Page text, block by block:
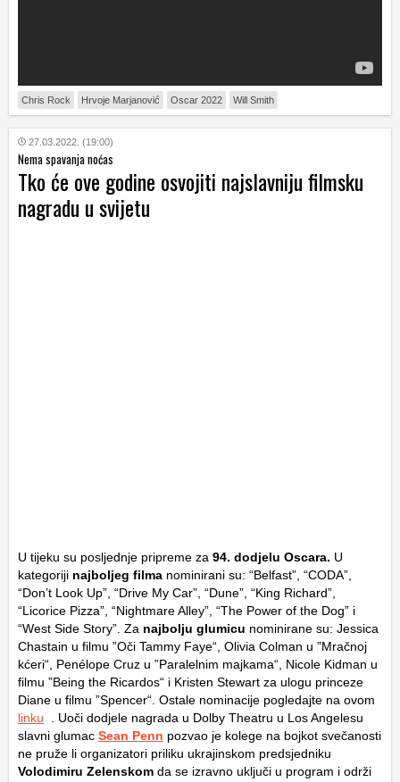
Chris Rock Hrvoje Marjanović Oscar 2022 Will Smith
27.03.2022. (19:00)
Nema spavanja noćas
Tko će ove godine osvojiti najslavniju filmsku
nagradu u svijetu
U tijeku su posljednje pripreme za 94. dodjelu Oscara. U
kategoriji najboljeg filma nominirani su: “Belfast”, “CODA”,
“Don’t Look Up”, “Drive My Car”, “Dune”, “King Richard”,
“Licorice Pizza”, “Nightmare Alley”, “The Power of the Dog” i
“West Side Story”. Za najbolju glumicu nominirane su: Jessica
Chastain u filmu ”Oči Tammy Faye“, Olivia Colman u ”Mračnoj
kćeri“, Penélope Cruz u ”Paralelnim majkama“, Nicole Kidman u
filmu ”Being the Ricardos“ i Kristen Stewart za ulogu princeze
Diane u filmu ”Spencer“. Ostale nominacije pogledajte na ovom
linku . Uoči dodjele nagrada u Dolby Theatru u Los Angelesu
slavni glumac Sean Penn pozvao je kolege na bojkot svečanosti
ne pruže li organizatori priliku ukrajinskom predsjedniku
Volodimiru Zelenskom da se izravno uključi u program i održi